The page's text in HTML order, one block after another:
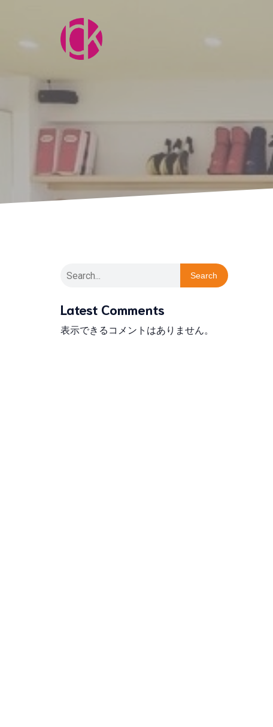
Search
Latest Comments
表示できるコメントはありません。